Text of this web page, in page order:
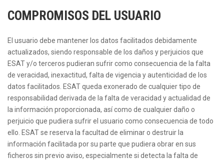
COMPROMISOS DEL USUARIO
El usuario debe mantener los datos facilitados debidamente
actualizados, siendo responsable de los daños y perjuicios que
ESAT y/o terceros pudieran sufrir como consecuencia de la falta
de veracidad, inexactitud, falta de vigencia y autenticidad de los
datos facilitados. ESAT queda exonerado de cualquier tipo de
responsabilidad derivada de la falta de veracidad y actualidad de
la información proporcionada, así como de cualquier daño o
perjuicio que pudiera sufrir el usuario como consecuencia de todo
ello. ESAT se reserva la facultad de eliminar o destruir la
información facilitada por su parte que pudiera obrar en sus
ficheros sin previo aviso, especialmente si detecta la falta de